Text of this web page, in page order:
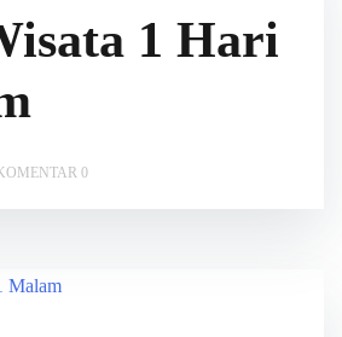
1 Hari
KOMENTAR 0